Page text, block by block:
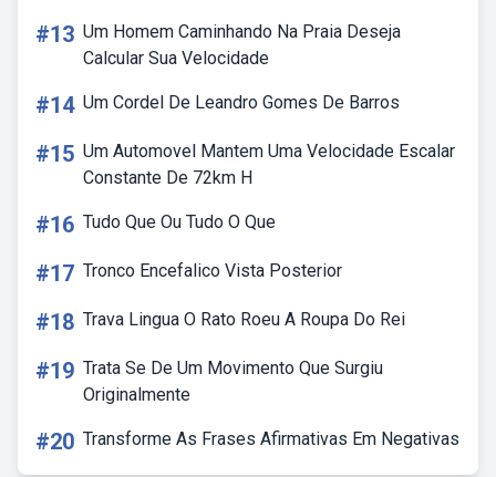
#13 Um Homem Caminhando Na Praia Deseja
Calcular Sua Velocidade
#14 Um Cordel De Leandro Gomes De Barros
#15 Um Automovel Mantem Uma Velocidade Escalar
Constante De 72km H
#16 Tudo Que Ou Tudo O Que
#17 Tronco Encefalico Vista Posterior
#18 Trava Lingua O Rato Roeu A Roupa Do Rei
#19 Trata Se De Um Movimento Que Surgiu
Originalmente
#20 Transforme As Frases Afirmativas Em Negativas